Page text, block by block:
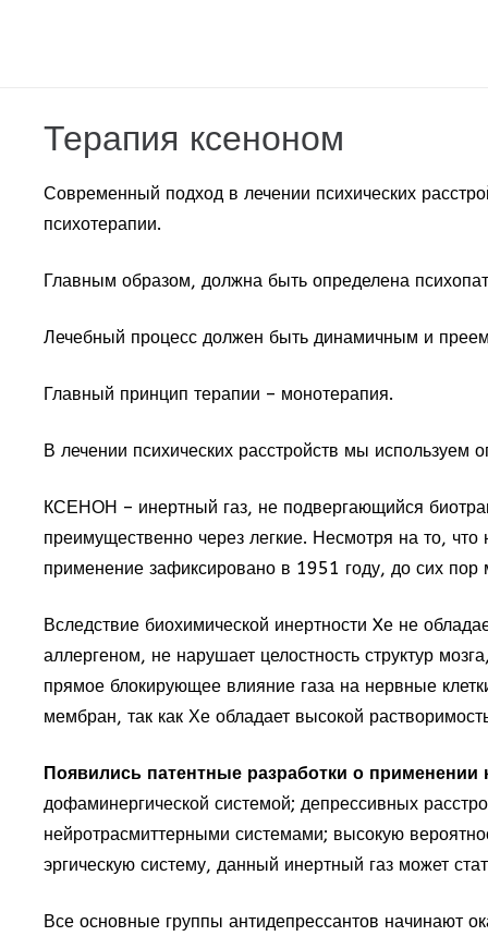
Терапия ксеноном
Современный подход в лечении психических
психотерапии.
Главным образом, должна быть определена
Лечебный процесс должен быть динамичным и
Главный принцип терапии – монотерапия.
В лечении психических расстройств мы
КСЕНОН – инертный газ, не подвергающийся
преимущественно через легкие. Несмотря на то,
применение зафиксировано в 1951 году, до сих пор
Вследствие биохимической инертности Xе не
аллергеном, не нарушает целостность структур
прямое блокирующее влияние газа на нервные
мембран, так как Хе обладает высокой
Появились патентные разработки о применении
дофаминергической системой; депрессивных
нейротрасмиттерными системами; высокую
эргическую систему, данный инертный газ может
Все основные группы антидепрессантов начинают